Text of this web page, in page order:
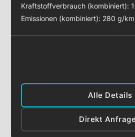
Kraftstoffverbrauch (kombiniert):
Emissionen (kombiniert): 280 g/km
Alle Details
Direkt